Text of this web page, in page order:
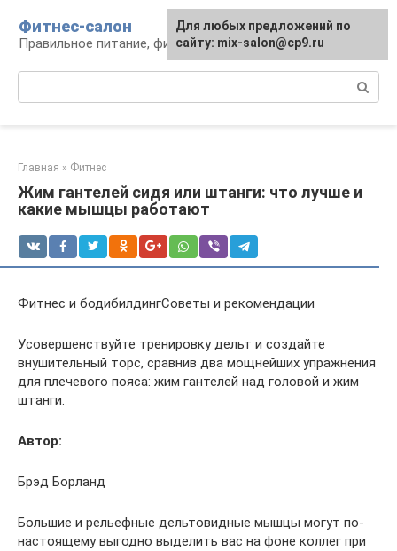
контенту
Фитнес-салон
Правильное питание, фитнес, образ жизни
Главная » Фитнес
Жим гантелей сидя или штанги: что лучше и
какие мышцы работают
Фитнес и бодибилдингСоветы и рекомендации
Усовершенствуйте тренировку дельт и создайте
внушительный торс, сравнив два мощнейших упражнения
для плечевого пояса: жим гантелей над головой и жим
штанги.
Автор:
Брэд Борланд
Большие и рельефные дельтовидные мышцы могут по-
настоящему выгодно выделить вас на фоне коллег при
Для любых предложений по
сайту: mix-salon@cp9.ru